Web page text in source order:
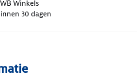
Winkels
30 dagen